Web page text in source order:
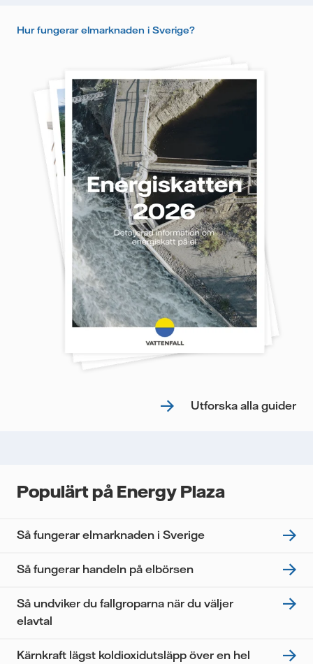
Hur fungerar elmarknaden i Sverige?
Utforska alla guider
Populärt på Energy Plaza
Så fungerar elmarknaden i Sverige
Så fungerar handeln på elbörsen
Så undviker du fallgroparna när du väljer
elavtal
Kärnkraft lägst koldioxidutsläpp över en hel